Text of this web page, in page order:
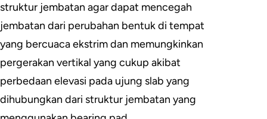
struktur jembatan agar dapat mencegah
jembatan dari perubahan bentuk di tempat
yang bercuaca ekstrim dan memungkinkan
pergerakan vertikal yang cukup akibat
perbedaan elevasi pada ujung slab yang
dihubungkan dari struktur jembatan yang